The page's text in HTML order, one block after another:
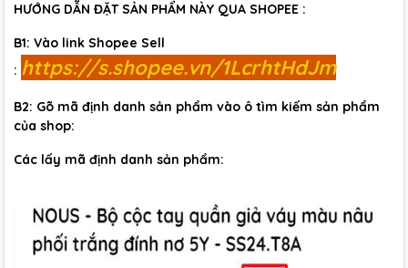
HƯỚNG DẪN ĐẶT SẢN PHẨM NÀY QUA SHOPEE :
B1: Vào link Shopee Sell
: https://s.shopee.vn/1LcrhtHdJm
B2: Gõ mã định danh sản phẩm vào ô tìm kiếm sản phẩm
của shop:
Các lấy mã định danh sản phẩm: